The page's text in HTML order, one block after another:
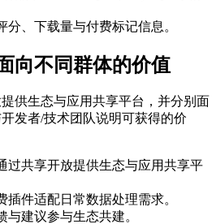
分、下载量与付费标记信息。
向不同群体的价值
供生态与应用共享平台，并分别面
发者/技术团队说明可获得的价
过共享开放提供生态与应用共享平
插件适配日常数据处理需求。
与建议参与生态共建。